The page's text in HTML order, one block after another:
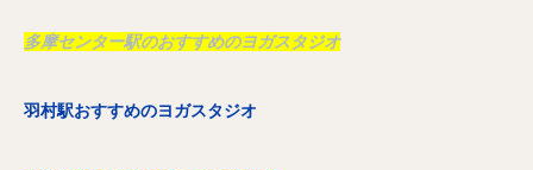
多摩センター駅のおすすめのヨガスタジオ
羽村駅おすすめのヨガスタジオ